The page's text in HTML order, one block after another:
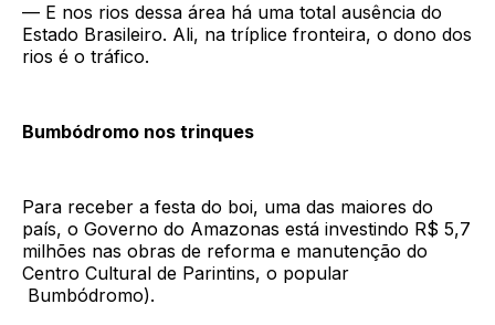
— E nos rios dessa área há uma total ausência do
Estado Brasileiro. Ali, na tríplice fronteira, o dono dos
rios é o tráfico.
Bumbódromo nos trinques
Para receber a festa do boi, uma das maiores do
país, o Governo do Amazonas está investindo R$ 5,7
milhões nas obras de reforma e manutenção do
Centro Cultural de Parintins, o popular
Bumbódromo).